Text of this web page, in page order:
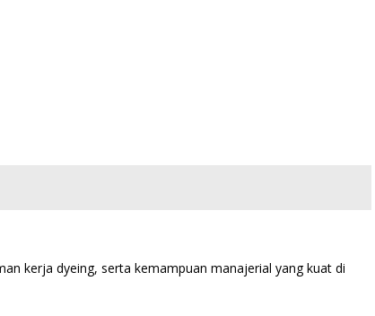
kerja dyeing, serta kemampuan manajerial yang kuat di